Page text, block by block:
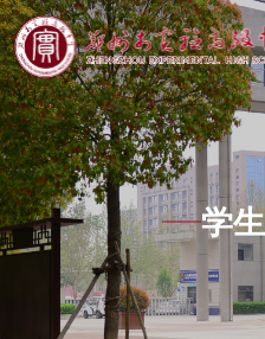
学